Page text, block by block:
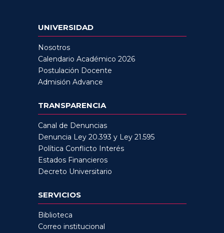
UNIVERSIDAD
Nosotros
Calendario Académico 2026
Postulación Docente
Admisión Advance
TRANSPARENCIA
Canal de Denuncias
Denuncia Ley 20.393 y Ley 21.595
Política Conflicto Interés
Estados Financieros
Decreto Universitario
SERVICIOS
Biblioteca
Correo institucional